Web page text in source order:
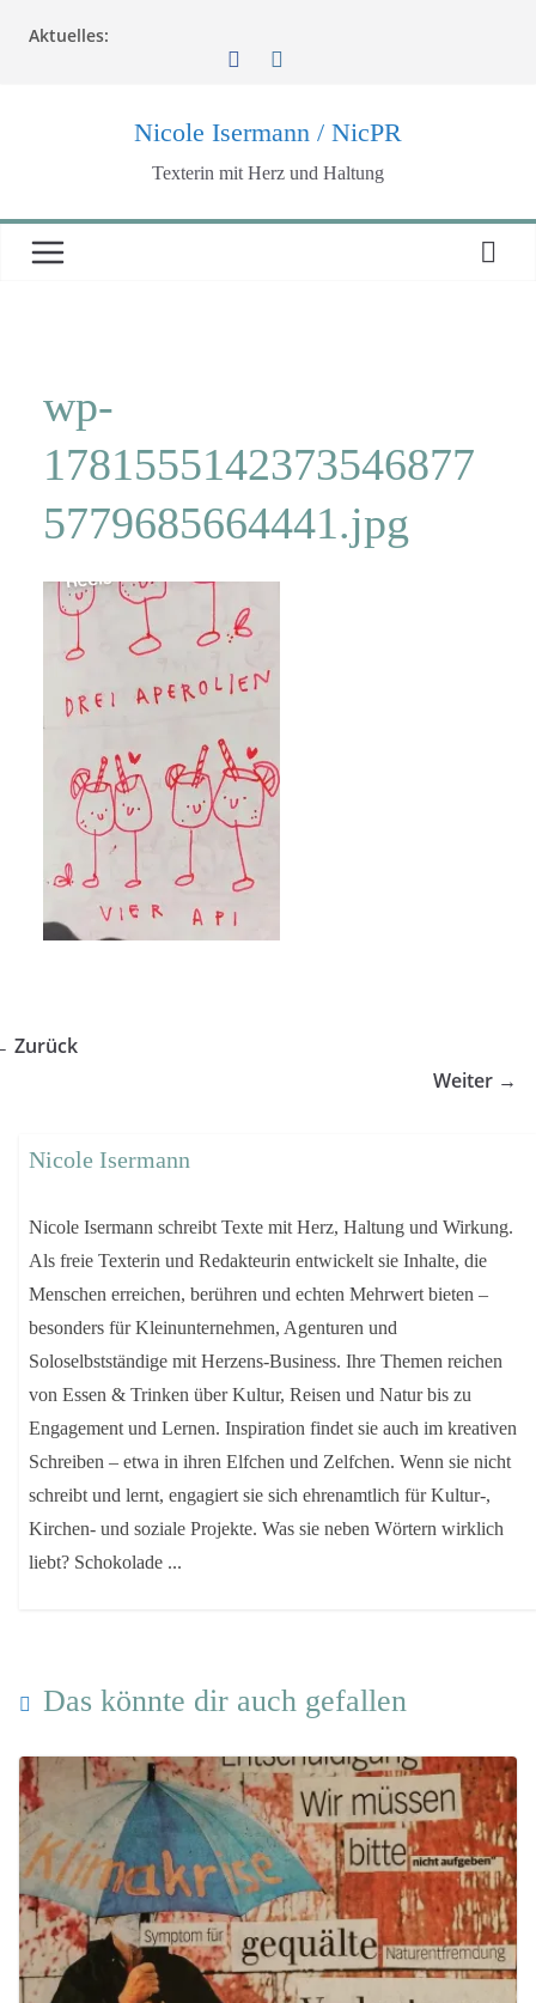
Inhalt
Aktuelles:
Nicole Isermann / NicPR
Texterin mit Herz und Haltung
wp-
1781555142373546877
5779685664441.jpg
Zurück
Weiter →
Nicole Isermann
Nicole Isermann schreibt Texte mit Herz, Haltung und Wirkung.
Als freie Texterin und Redakteurin entwickelt sie Inhalte, die
Menschen erreichen, berühren und echten Mehrwert bieten –
besonders für Kleinunternehmen, Agenturen und
Soloselbstständige mit Herzens-Business. Ihre Themen reichen
von Essen & Trinken über Kultur, Reisen und Natur bis zu
Engagement und Lernen. Inspiration findet sie auch im kreativen
Schreiben – etwa in ihren Elfchen und Zelfchen. Wenn sie nicht
schreibt und lernt, engagiert sie sich ehrenamtlich für Kultur-,
Kirchen- und soziale Projekte. Was sie neben Wörtern wirklich
liebt? Schokolade ...
Das könnte dir auch gefallen